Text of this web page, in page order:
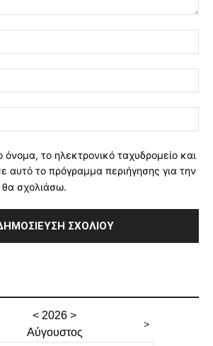
το ηλεκτρονικό ταχυδρομείο και
αυτό το πρόγραμμα περιήγησης για την
σχολιάσω.
< 2026 >
Αύγουστος
>